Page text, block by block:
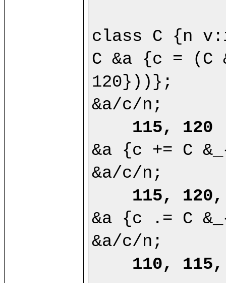
class C {n
C &a {c = (C
120}))};
&a/c/n;
115, 120
&a {c += C
&a/c/n;
115,
&a {c .= C
&a/c/n;
110,